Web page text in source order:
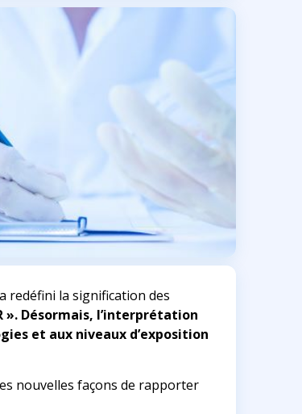
redéfini la signification des
». Désormais, l’interprétation
et aux niveaux d’exposition
nouvelles façons de rapporter